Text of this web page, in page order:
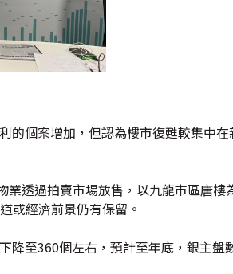
的個案增加，但認為樓市復甦較集中在
透過拍賣市場放售，以九龍市區唐樓
或經濟前景仍有保留。
降至360個左右，預計至年底，銀主盤